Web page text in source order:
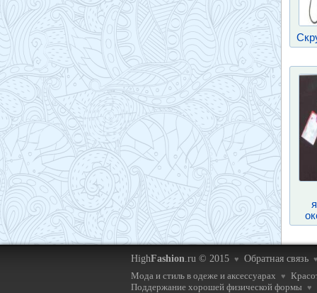
HighFashion.ru © 2015 ♥ Обратная связь
Мода и стиль в одеже и аксессуарах ♥
Поддержание хорошей физической формы
♥